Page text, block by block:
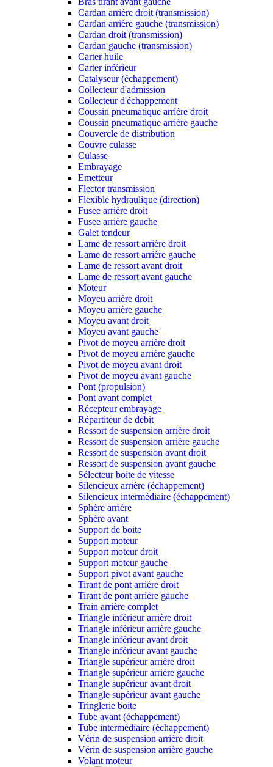
Cardan arrière droit (transmission)
Cardan arrière gauche (transmission)
Cardan droit (transmission)
Cardan gauche (transmission)
Carter huile
Carter inférieur
Catalyseur (échappement)
Collecteur d'admission
Collecteur d'échappement
Coussin pneumatique arrière droit
Coussin pneumatique arrière gauche
Couvercle de distribution
Couvre culasse
Culasse
Embrayage
Emetteur
Flector transmission
Flexible hydraulique (direction)
Fusee arrière droit
Fusee arrière gauche
Galet tendeur
Lame de ressort arrière droit
Lame de ressort arrière gauche
Lame de ressort avant droit
Lame de ressort avant gauche
Moteur
Moyeu arrière droit
Moyeu arrière gauche
Moyeu avant droit
Moyeu avant gauche
Pivot de moyeu arrière droit
Pivot de moyeu arrière gauche
Pivot de moyeu avant droit
Pivot de moyeu avant gauche
Pont (propulsion)
Pont avant complet
Récepteur embrayage
Répartiteur de debit
Ressort de suspension arrière droit
Ressort de suspension arrière gauche
Ressort de suspension avant droit
Ressort de suspension avant gauche
Sélecteur boite de vitesse
Silencieux arrière (échappement)
Silencieux intermédiaire (échappement)
Sphère arrière
Sphère avant
Support de boite
Support moteur
Support moteur droit
Support moteur gauche
Support pivot avant gauche
Tirant de pont arrière droit
Tirant de pont arrière gauche
Train arrière complet
Triangle inférieur arrière droit
Triangle inférieur arrière gauche
Triangle inférieur avant droit
Triangle inférieur avant gauche
Triangle supérieur arrière droit
Triangle supérieur arrière gauche
Triangle supérieur avant droit
Triangle supérieur avant gauche
Tringlerie boite
Tube avant (échappement)
Tube intermédiaire (échappement)
Vérin de suspension arrière droit
Vérin de suspension arrière gauche
Volant moteur